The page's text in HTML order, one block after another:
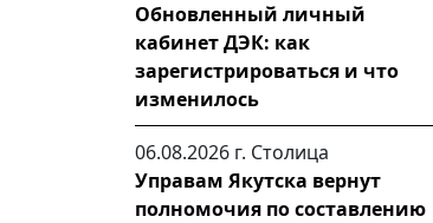
Обновленный личный
кабинет ДЭК: как
зарегистрироваться и что
изменилось
06.08.2026 г. Столица
Управам Якутска вернут
полномочия по составлению